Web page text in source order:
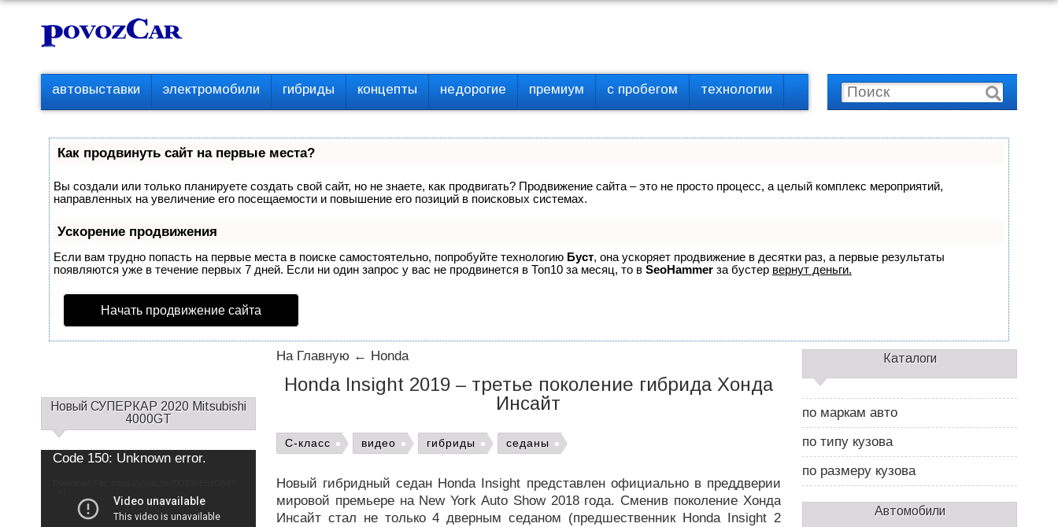
Перейти
контенту
р
о
е
м
е
ю
автовыставки электромобили гибриды концепты недорогие премиум с пробегом технологии
Как продвинуть сайт на первые места?
Вы создали или только планируете создать свой сайт, но не знаете, как продвигать? Продвижение сайта – это не просто процесс, а целый комплекс мероприятий,
направленных на увеличение его посещаемости и повышение его позиций в поисковых системах.
Ускорение продвижения
Если вам трудно попасть на первые места в поиске самостоятельно, попробуйте технологию Буст, она ускоряет продвижение в десятки раз, а первые результаты
появляются уже в течение первых 7 дней. Если ни один запрос у вас не продвинется в Топ10 за месяц, то в SeoHammer за бустер вернут деньги.
Начать продвижение сайта
На Главную ← Honda
Honda Insight 2019 – третье поколение гибрида Хонда
Инсайт
C-класс видео гибриды седаны
Новый гибридный седан Honda Insight представлен официально в преддверии
мировой премьере на New York Auto Show 2018 года. Сменив поколение Хонда
Инсайт стал не только 4 дверным седаном (предшественник Honda Insight 2
С
д
Новый СУПЕРКАР 2020 Mitsubishi
4000GT
Video
Code 150: Unknown error.Use
Up/Down
or
decrease
volume.
д
б
а
р
2
Каталоги
по маркам авто
по типу кузова
по размеру кузова
Автомобили